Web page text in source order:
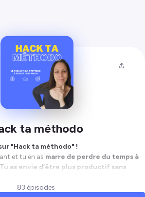
ta méthodo
"Hack ta méthodo" !
et tu en as marre de perdre du temps à
as envie d’être plus productif sans
?
83 épisodes